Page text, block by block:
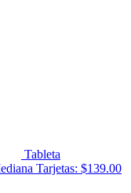
Tableta
Tarjetas: $139.00